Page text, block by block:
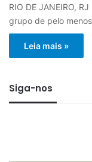
RIO DE JANEIRO,
grupo de pelo
Leia mais »
Siga-nos